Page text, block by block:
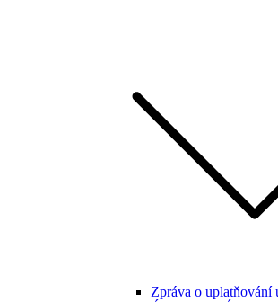
Zpráva o uplatňování